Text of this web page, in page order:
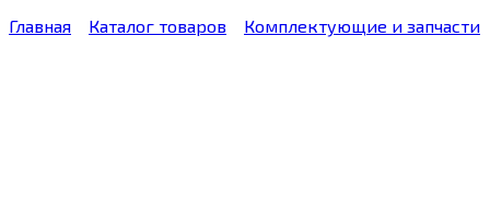
Главная
Каталог товаров Комплектующие и запчасти